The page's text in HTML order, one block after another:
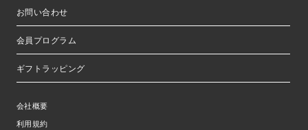
お問い合わせ
会員プログラム
ギフトラッピング
会社概要
利用規約